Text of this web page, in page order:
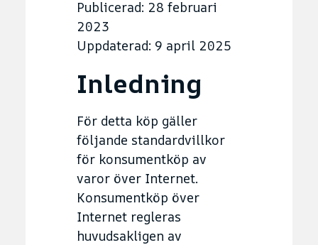
Publicerad: 28 februari
2023
Uppdaterad: 9 april 2025
Inledning
För detta köp gäller
följande standardvillkor
för konsumentköp av
varor över Internet.
Konsumentköp över
Internet regleras
huvudsakligen av